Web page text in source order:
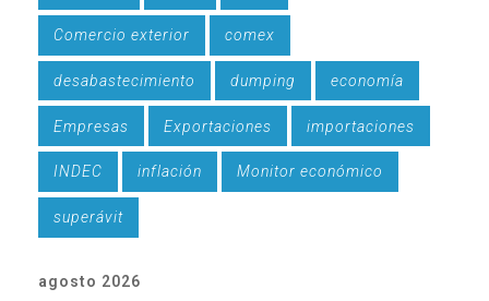
Comercio exterior comex
desabastecimiento dumping economía
Empresas Exportaciones importaciones
INDEC inflación Monitor económico
superávit
agosto 2026